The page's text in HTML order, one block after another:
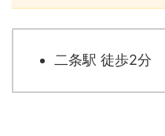
二条駅 徒歩2分